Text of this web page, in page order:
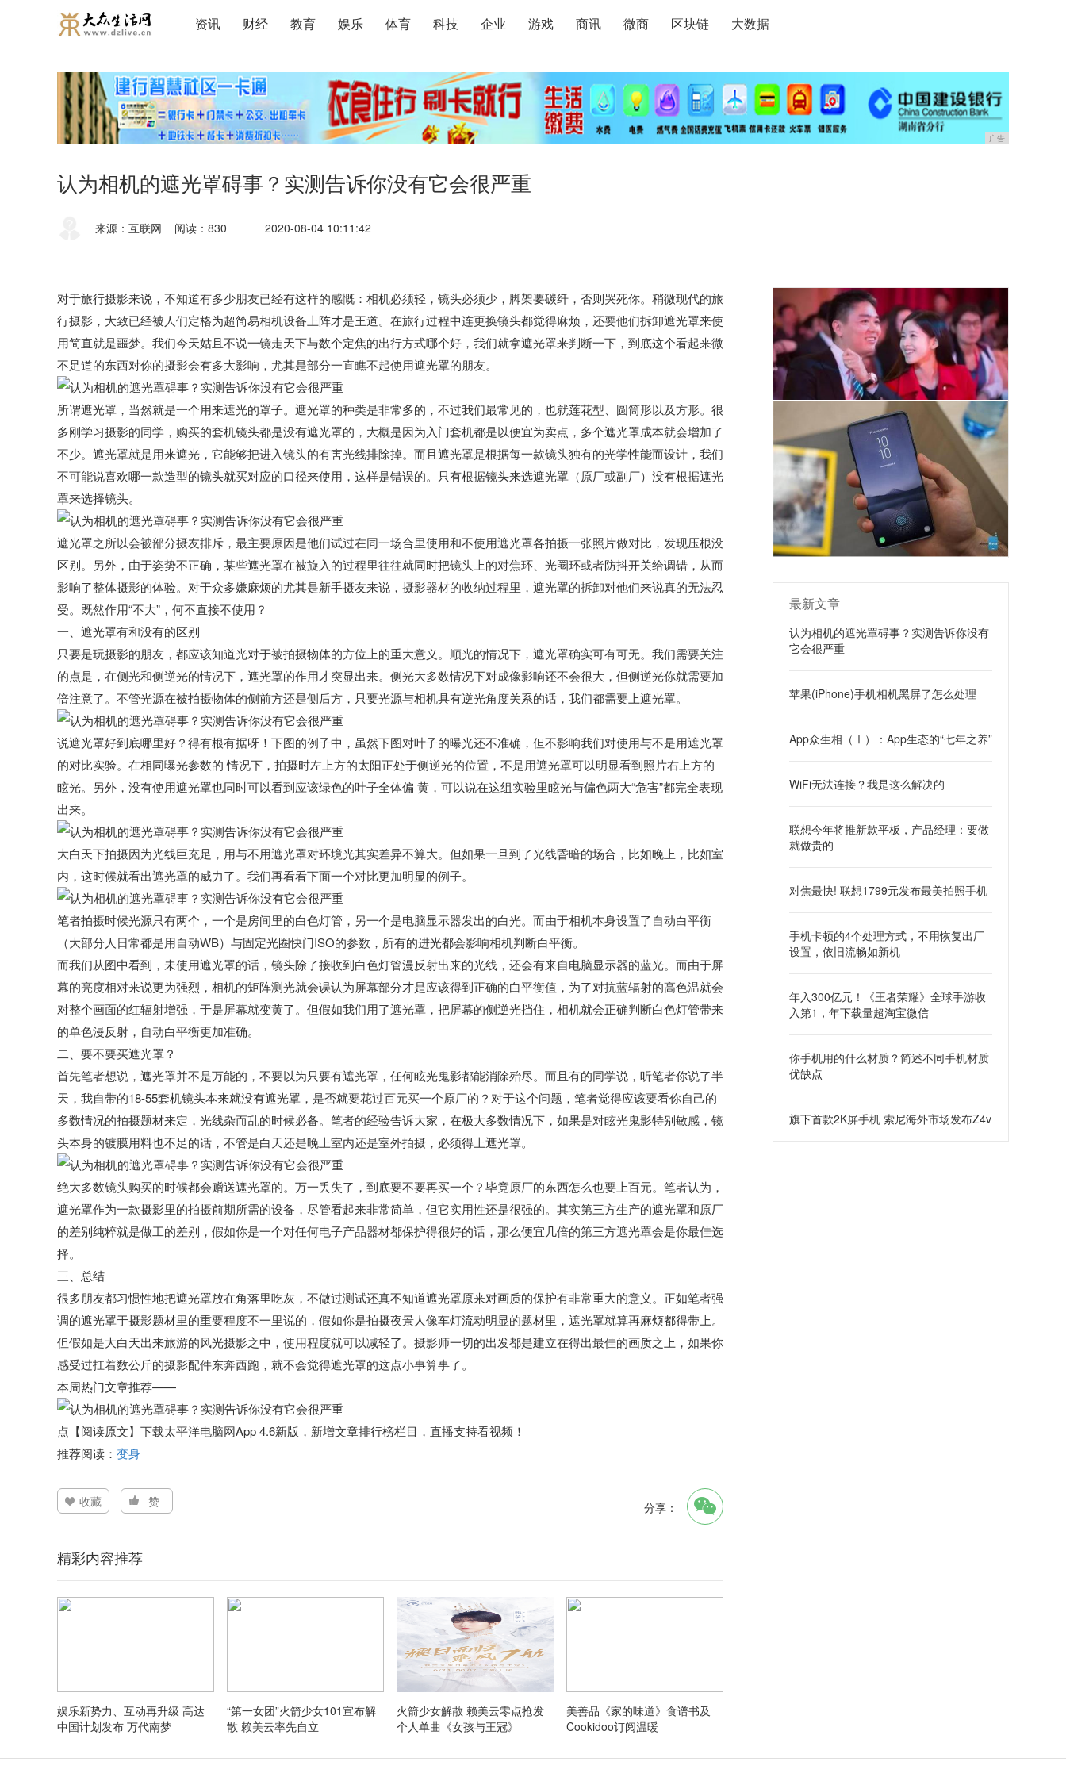
资讯 财经 教育 娱乐 体育 科技 企业 游戏 商讯 微商 区块链 大数据
广告
认为相机的遮光罩碍事？实测告诉你没有它会很严重
来源：互联网 阅读：830 2020-08-04 10:11:42
对于旅行摄影来说，不知道有多少朋友已经有这样的感慨：相机必须轻，镜头必须少，脚架要碳纤，否则哭死你。稍微现代的旅
行摄影，大致已经被人们定格为超简易相机设备上阵才是王道。在旅行过程中连更换镜头都觉得麻烦，还要他们拆卸遮光罩来使
用简直就是噩梦。我们今天姑且不说一镜走天下与数个定焦的出行方式哪个好，我们就拿遮光罩来判断一下，到底这个看起来微
不足道的东西对你的摄影会有多大影响，尤其是部分一直瞧不起使用遮光罩的朋友。
所谓遮光罩，当然就是一个用来遮光的罩子。遮光罩的种类是非常多的，不过我们最常见的，也就莲花型、圆筒形以及方形。很
多刚学习摄影的同学，购买的套机镜头都是没有遮光罩的，大概是因为入门套机都是以便宜为卖点，多个遮光罩成本就会增加了
不少。遮光罩就是用来遮光，它能够把进入镜头的有害光线排除掉。而且遮光罩是根据每一款镜头独有的光学性能而设计，我们
不可能说喜欢哪一款造型的镜头就买对应的口径来使用，这样是错误的。只有根据镜头来选遮光罩（原厂或副厂）没有根据遮光
罩来选择镜头。
遮光罩之所以会被部分摄友排斥，最主要原因是他们试过在同一场合里使用和不使用遮光罩各拍摄一张照片做对比，发现压根没
区别。另外，由于姿势不正确，某些遮光罩在被旋入的过程里往往就同时把镜头上的对焦环、光圈环或者防抖开关给调错，从而
影响了整体摄影的体验。对于众多嫌麻烦的尤其是新手摄友来说，摄影器材的收纳过程里，遮光罩的拆卸对他们来说真的无法忍
受。既然作用“不大”，何不直接不使用？
一、遮光罩有和没有的区别
只要是玩摄影的朋友，都应该知道光对于被拍摄物体的方位上的重大意义。顺光的情况下，遮光罩确实可有可无。我们需要关注
的点是，在侧光和侧逆光的情况下，遮光罩的作用才突显出来。侧光大多数情况下对成像影响还不会很大，但侧逆光你就需要加
倍注意了。不管光源在被拍摄物体的侧前方还是侧后方，只要光源与相机具有逆光角度关系的话，我们都需要上遮光罩。
说遮光罩好到底哪里好？得有根有据呀！下图的例子中，虽然下图对叶子的曝光还不准确，但不影响我们对使用与不是用遮光罩
的对比实验。在相同曝光参数的 情况下，拍摄时左上方的太阳正处于侧逆光的位置，不是用遮光罩可以明显看到照片右上方的
眩光。另外，没有使用遮光罩也同时可以看到应该绿色的叶子全体偏 黄，可以说在这组实验里眩光与偏色两大“危害”都完全表现
出来。
大白天下拍摄因为光线巨充足，用与不用遮光罩对环境光其实差异不算大。但如果一旦到了光线昏暗的场合，比如晚上，比如室
内，这时候就看出遮光罩的威力了。我们再看看下面一个对比更加明显的例子。
笔者拍摄时候光源只有两个，一个是房间里的白色灯管，另一个是电脑显示器发出的白光。而由于相机本身设置了自动白平衡
（大部分人日常都是用自动WB）与固定光圈快门ISO的参数，所有的进光都会影响相机判断白平衡。
而我们从图中看到，未使用遮光罩的话，镜头除了接收到白色灯管漫反射出来的光线，还会有来自电脑显示器的蓝光。而由于屏
幕的亮度相对来说更为强烈，相机的矩阵测光就会误认为屏幕部分才是应该得到正确的白平衡值，为了对抗蓝辐射的高色温就会
对整个画面的红辐射增强，于是屏幕就变黄了。但假如我们用了遮光罩，把屏幕的侧逆光挡住，相机就会正确判断白色灯管带来
的单色漫反射，自动白平衡更加准确。
二、要不要买遮光罩？
首先笔者想说，遮光罩并不是万能的，不要以为只要有遮光罩，任何眩光鬼影都能消除殆尽。而且有的同学说，听笔者你说了半
天，我自带的18-55套机镜头本来就没有遮光罩，是否就要花过百元买一个原厂的？对于这个问题，笔者觉得应该要看你自己的
多数情况的拍摄题材来定，光线杂而乱的时候必备。笔者的经验告诉大家，在极大多数情况下，如果是对眩光鬼影特别敏感，镜
头本身的镀膜用料也不足的话，不管是白天还是晚上室内还是室外拍摄，必须得上遮光罩。
绝大多数镜头购买的时候都会赠送遮光罩的。万一丢失了，到底要不要再买一个？毕竟原厂的东西怎么也要上百元。笔者认为，
遮光罩作为一款摄影里的拍摄前期所需的设备，尽管看起来非常简单，但它实用性还是很强的。其实第三方生产的遮光罩和原厂
的差别纯粹就是做工的差别，假如你是一个对任何电子产品器材都保护得很好的话，那么便宜几倍的第三方遮光罩会是你最佳选
择。
三、总结
很多朋友都习惯性地把遮光罩放在角落里吃灰，不做过测试还真不知道遮光罩原来对画质的保护有非常重大的意义。正如笔者强
调的遮光罩于摄影题材里的重要程度不一里说的，假如你是拍摄夜景人像车灯流动明显的题材里，遮光罩就算再麻烦都得带上。
但假如是大白天出来旅游的风光摄影之中，使用程度就可以减轻了。摄影师一切的出发都是建立在得出最佳的画质之上，如果你
感受过扛着数公斤的摄影配件东奔西跑，就不会觉得遮光罩的这点小事算事了。
本周热门文章推荐——
点【阅读原文】下载太平洋电脑网App 4.6新版，新增文章排行榜栏目，直播支持看视频！
推荐阅读： 变身
收藏 赞 分享：
精彩内容推荐
娱乐新势力、互动再升级 高达
中国计划发布 万代南梦
“第一女团”火箭少女101宣布解
散 赖美云率先自立
火箭少女解散 赖美云零点抢发
个人单曲《女孩与王冠》
美善品《家的味道》食谱书及
Cookidoo订阅温暖
最新文章
认为相机的遮光罩碍事？实测告诉你没有
它会很严重
苹果(iPhone)手机相机黑屏了怎么处理
App众生相（Ⅰ）：App生态的“七年之养”
WiFi无法连接？我是这么解决的
联想今年将推新款平板，产品经理：要做
就做贵的
对焦最快! 联想1799元发布最美拍照手机
手机卡顿的4个处理方式，不用恢复出厂
设置，依旧流畅如新机
年入300亿元！《王者荣耀》全球手游收
入第1，年下载量超淘宝微信
你手机用的什么材质？简述不同手机材质
优缺点
旗下首款2K屏手机 索尼海外市场发布Z4v